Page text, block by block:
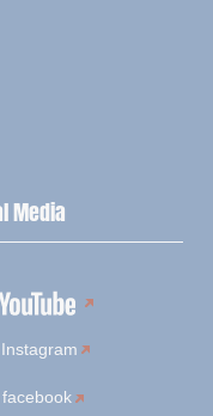
Media
Instagram
facebook